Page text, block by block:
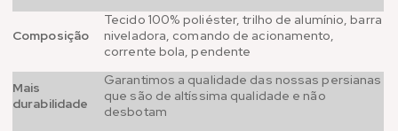
Composição
Tecido 100% poliéster, trilho de alumínio, barra
niveladora, comando de acionamento,
corrente bola, pendente
Mais
durabilidade
Garantimos a qualidade das nossas persianas
que são de altíssima qualidade e não
desbotam